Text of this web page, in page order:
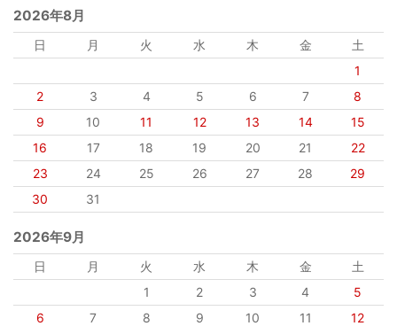
2026年8月
日 月 火 水 木 金
土
1
2
3 4 5 6 7
8
9
10 11 12 13 14
15
16
17 18 19 20 21
22
23
24 25 26 27 28
29
30
31
2026年9月
日 月 火 水 木 金
土
1
2 3 4
5
6
7 8 9 10 11
12